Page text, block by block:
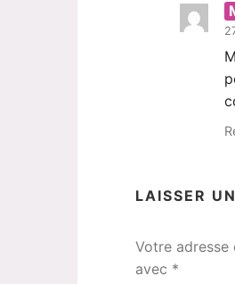
LAISSER
Votre adresse
avec *